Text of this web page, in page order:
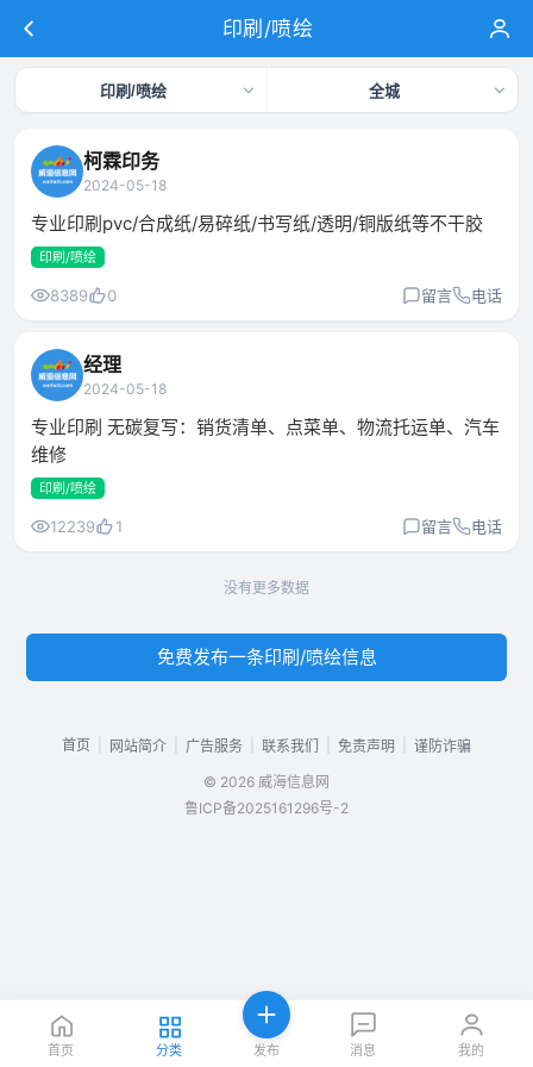
印刷/喷绘
印刷/喷绘 全城
柯霖印务
2024-05-18
专业印刷pvc/合成纸/易碎纸/书写纸/透明/铜版纸等不干胶
印刷/喷绘
8389 0 留言 电话
经理
2024-05-18
专业印刷 无碳复写：销货清单、点菜单、物流托运单、汽车
维修
印刷/喷绘
12239 1 留言 电话
没有更多数据
免费发布一条印刷/喷绘信息
首页 网站简介 广告服务 联系我们 免责声明
谨防诈骗
© 2026 威海信息网
鲁ICP备2025161296号-2
首页 分类 发布 消息 我的